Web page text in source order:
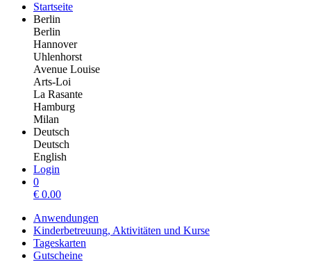
Startseite
Berlin
Berlin
Hannover
Uhlenhorst
Avenue Louise
Arts-Loi
La Rasante
Hamburg
Milan
Deutsch
Deutsch
English
Login
0
€ 0.00
Anwendungen
Kinderbetreuung, Aktivitäten und Kurse
Tageskarten
Gutscheine